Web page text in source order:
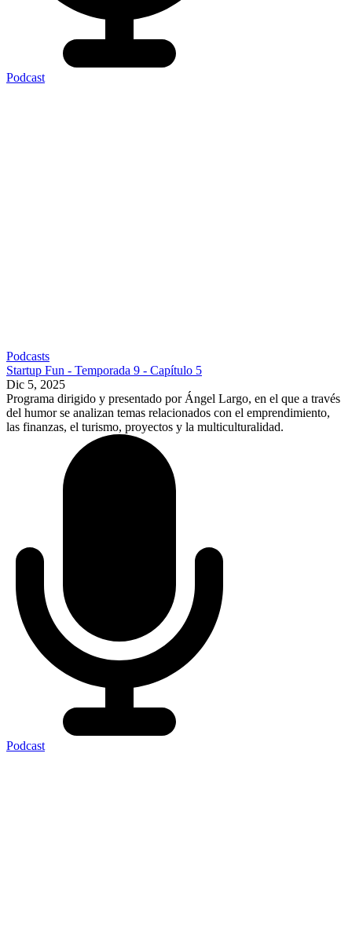
Podcast
Podcasts
Startup Fun - Temporada 9 - Capítulo 5
Dic 5, 2025
Programa dirigido y presentado por Ángel Largo, en el que a través
del humor se analizan temas relacionados con el emprendimiento,
las finanzas, el turismo, proyectos y la multiculturalidad.
Podcast